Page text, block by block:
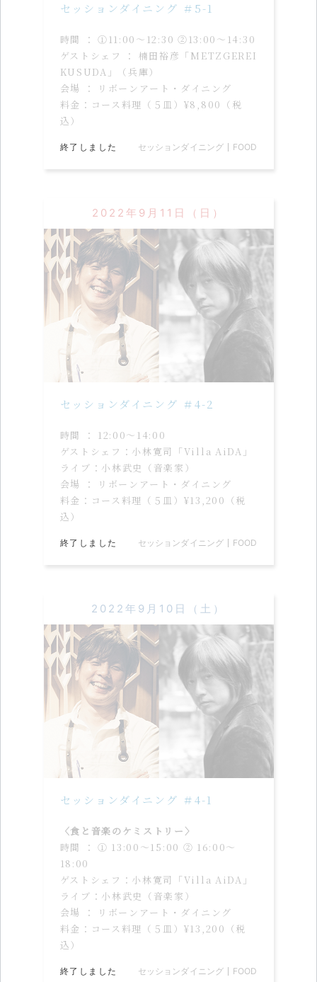
セッションダイニング ＃5-1
時間 ： ①11:00〜12:30 ②13:00〜14:30
ゲストシェフ ： 楠田裕彦「METZGEREI
KUSUDA」（兵庫）
会場 ： リボーンアート・ダイニング
料金：コース料理（５皿）¥8,800（税
込）
終了しました セッションダイニング FOOD
2022年9月11日（日）
セッションダイニング ＃4-2
時間 ： 12:00〜14:00
ゲストシェフ：小林寛司「Villa AiDA」
ライブ：小林武史（音楽家）
会場 ： リボーンアート・ダイニング
料金：コース料理（５皿）¥13,200（税
込）
終了しました セッションダイニング FOOD
2022年9月10日（土）
セッションダイニング ＃4-1
〈食と音楽のケミストリー〉
時間 ： ① 13:00〜15:00 ② 16:00〜
18:00
ゲストシェフ：小林寛司「Villa AiDA」
ライブ：小林武史（音楽家）
会場 ： リボーンアート・ダイニング
料金：コース料理（５皿）¥13,200（税
込）
終了しました セッションダイニング FOOD